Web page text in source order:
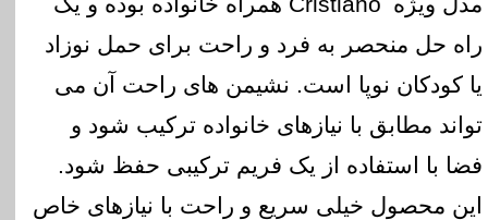
راه حل منحصر به فرد و راحت برای حمل نوزاد
یا کودکان نوپا است. نشیمن های راحت آن می
تواند مطابق با نیازهای خانواده ترکیب شود و
فضا با استفاده از یک فریم ترکیبی حفظ شود.
این محصول خیلی سریع و راحت با نیازهای خاص